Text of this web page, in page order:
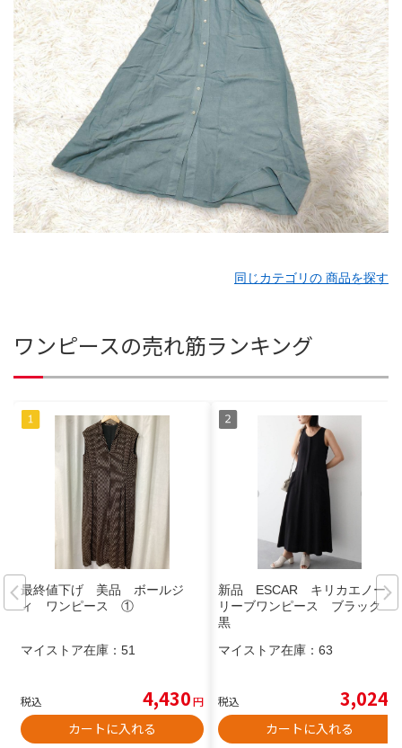
同じカテゴリの 商品を探す
ワンピースの売れ筋ランキング
最終値下げ 美品 ボールジ
ィ ワンピース ①
マイストア在庫： 51
税込 4,430円
カートに入れる
新品 ESCAR キリカエノース
リーブワンピース ブラック
黒
マイストア在庫： 63
税込 3,024
カートに入れる